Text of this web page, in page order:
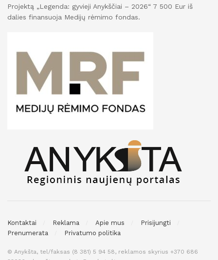
Projektą „Legenda: gyvieji Anykščiai – 2026“ 7 500 Eur iš
dalies finansuoja Medijų rėmimo fondas.
Kontaktai Reklama Apie mus
Prisijungti
Prenumerata
Privatumo politika
© Anykšta, tel/faksas (8 381) 5 94 58, reklamos skyrius +370 686